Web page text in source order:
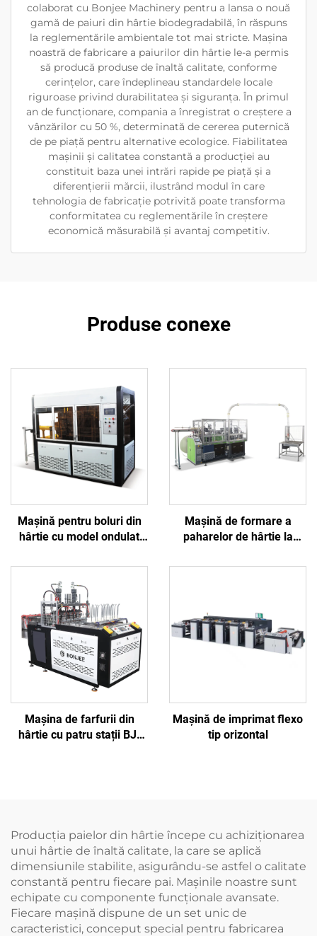
colaborat cu Bonjee Machinery pentru a lansa o nouă
gamă de paiuri din hârtie biodegradabilă, în răspuns
la reglementările ambientale tot mai stricte. Mașina
noastră de fabricare a paiurilor din hârtie le-a permis
să producă produse de înaltă calitate, conforme
cerințelor, care îndeplineau standardele locale
riguroase privind durabilitatea și siguranța. În primul
an de funcționare, compania a înregistrat o creștere a
vânzărilor cu 50 %, determinată de cererea puternică
de pe piață pentru alternative ecologice. Fiabilitatea
mașinii și calitatea constantă a producției au
constituit baza unei intrări rapide pe piață și a
diferențierii mărcii, ilustrând modul în care
tehnologia de fabricație potrivită poate transforma
conformitatea cu reglementările în creștere
economică măsurabilă și avantaj competitiv.
Produse conexe
Mașină pentru boluri din
hârtie cu model ondulat
Mașină de formare a
paharelor de hârtie la
Mașina de farfurii din
hârtie cu patru stații BJ-
Mașină de imprimat flexo
tip orizontal
Producția paielor din hârtie începe cu achiziționarea
unui hârtie de înaltă calitate, la care se aplică
dimensiunile stabilite, asigurându-se astfel o calitate
constantă pentru fiecare pai. Mașinile noastre sunt
echipate cu componente funcționale avansate.
Fiecare mașină dispune de un set unic de
caracteristici, conceput special pentru fabricarea